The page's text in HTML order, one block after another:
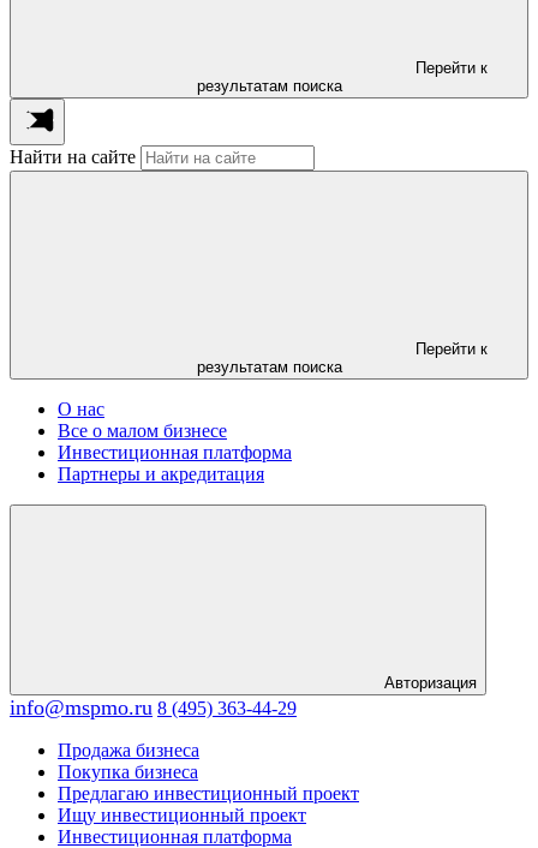
Перейти к
результатам поиска
Найти на сайте
Перейти к
результатам поиска
О нас
Все о малом бизнесе
Инвестиционная платформа
Партнеры и акредитация
Авторизация
info@mspmo.ru 8 (495) 363-44-29
Продажа бизнеса
Покупка бизнеса
Предлагаю инвестиционный проект
Ищу инвестиционный проект
Инвестиционная платформа